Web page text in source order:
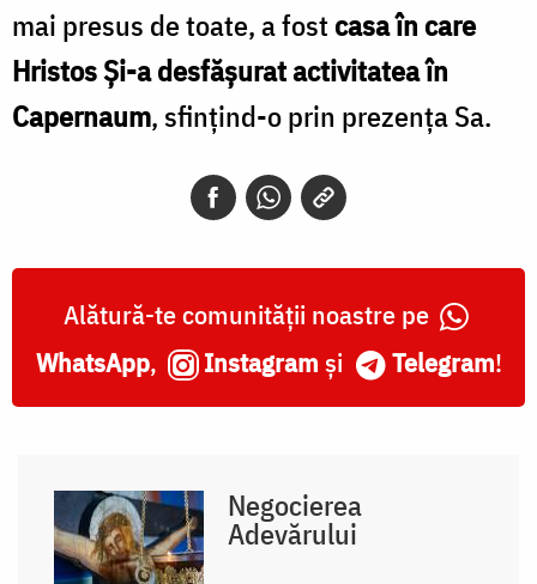
mai presus de toate, a fostcasa în care
Hristos Și-a desfășurat activitatea în
Capernaum, sfințind-o prin prezența Sa.
Alătură-te comunității noastre pe
WhatsApp, Instagram și Telegram!
Negocierea
Adevărului